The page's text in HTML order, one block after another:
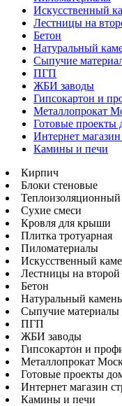
Искусственный
Лестницы на
Бетон
Натуральный
Сыпучие
ПГП
ЖБИ заводы
Гипсокартон и
Металлопрокат
Готовые проекты
Интернет
Камины и печи
Кирпич
Блоки стеновые
Теплоизоляционный
Сухие смеси
Кровля для крыши
Плитка тротуарная
Пиломатериалы
Искусственный
Лестницы на
Бетон
Натуральный камень
Сыпучие материалы
ПГП
ЖБИ заводы
Гипсокартон и
Металлопрокат
Готовые проекты
Интернет магазин
Камины и печи